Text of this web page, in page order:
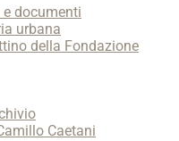
documenti
urbana
della Fondazione
Caetani